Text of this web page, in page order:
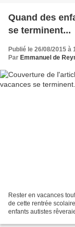
Quand des
se terminent...
Publié le 26/08/2015 à
Par Emmanuel de
Rester en vacances
de cette rentrée
enfants autistes